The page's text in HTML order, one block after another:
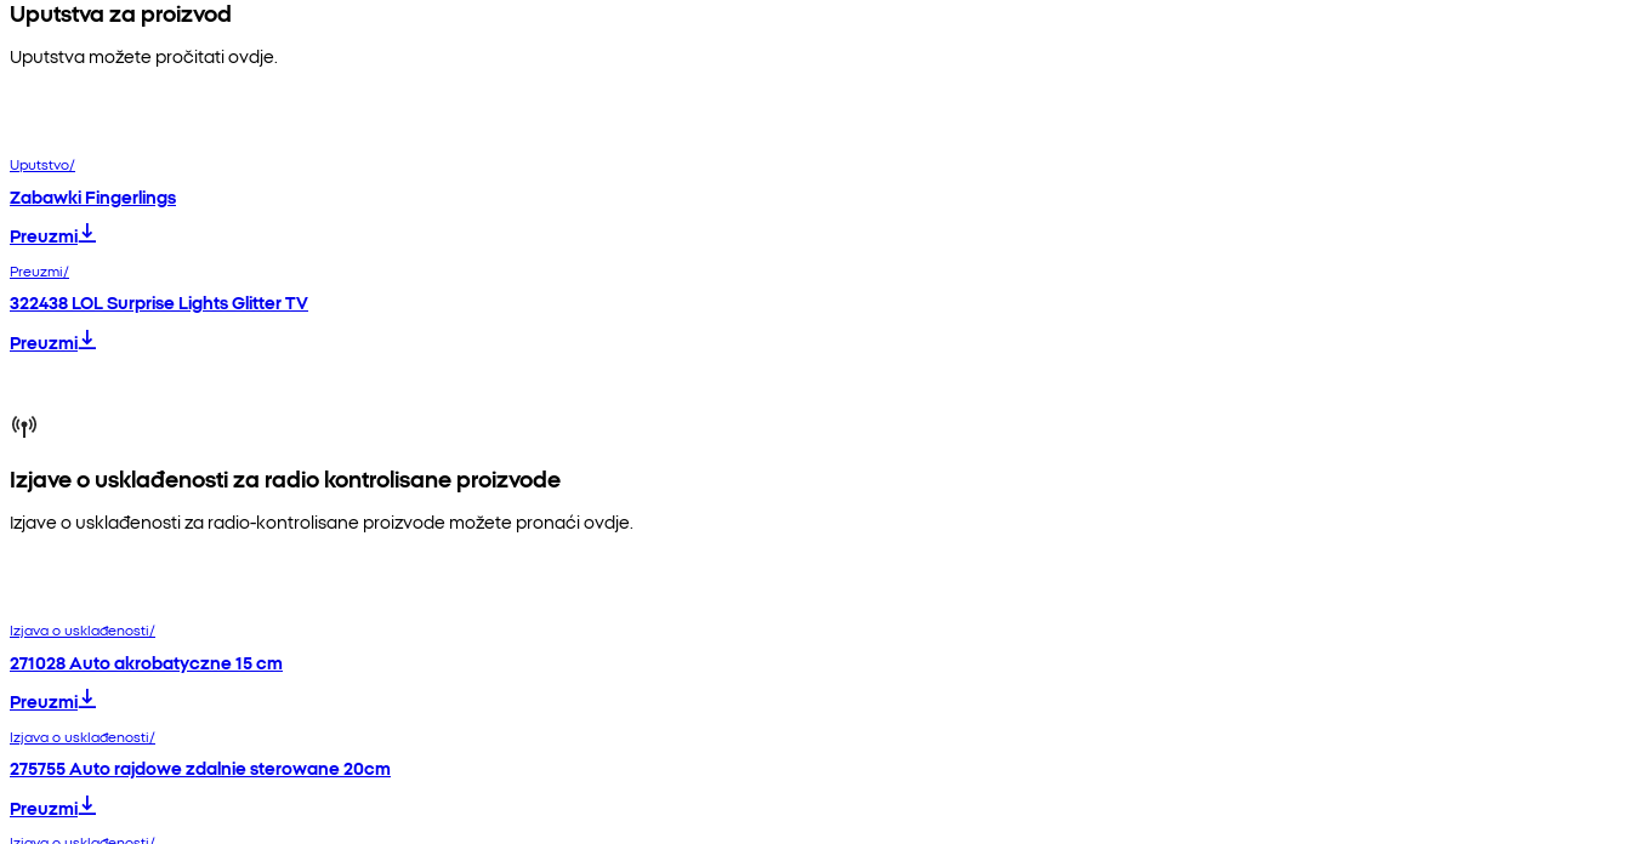
Uputstva za proizvod
Uputstva možete pročitati ovdje.
Uputstvo/
Zabawki Fingerlings
Preuzmi
Preuzmi/
322438 LOL Surprise Lights Glitter TV
Preuzmi
Izjave o usklađenosti za radio kontrolisane proizvode
Izjave o usklađenosti za radio-kontrolisane proizvode možete pronaći ovdje.
Izjava o usklađenosti/
271028 Auto akrobatyczne 15 cm
Preuzmi
Izjava o usklađenosti/
275755 Auto rajdowe zdalnie sterowane 20cm
Preuzmi